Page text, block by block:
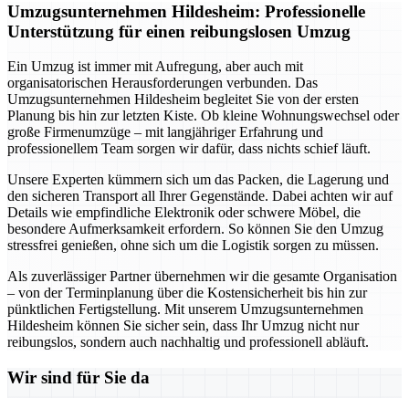
Umzugsunternehmen Hildesheim: Professionelle
Unterstützung für einen reibungslosen Umzug
Ein Umzug ist immer mit Aufregung, aber auch mit
organisatorischen Herausforderungen verbunden. Das
Umzugsunternehmen Hildesheim begleitet Sie von der ersten
Planung bis hin zur letzten Kiste. Ob kleine Wohnungswechsel oder
große Firmenumzüge – mit langjähriger Erfahrung und
professionellem Team sorgen wir dafür, dass nichts schief läuft.
Unsere Experten kümmern sich um das Packen, die Lagerung und
den sicheren Transport all Ihrer Gegenstände. Dabei achten wir auf
Details wie empfindliche Elektronik oder schwere Möbel, die
besondere Aufmerksamkeit erfordern. So können Sie den Umzug
stressfrei genießen, ohne sich um die Logistik sorgen zu müssen.
Als zuverlässiger Partner übernehmen wir die gesamte Organisation
– von der Terminplanung über die Kostensicherheit bis hin zur
pünktlichen Fertigstellung. Mit unserem Umzugsunternehmen
Hildesheim können Sie sicher sein, dass Ihr Umzug nicht nur
reibungslos, sondern auch nachhaltig und professionell abläuft.
Wir sind für Sie da